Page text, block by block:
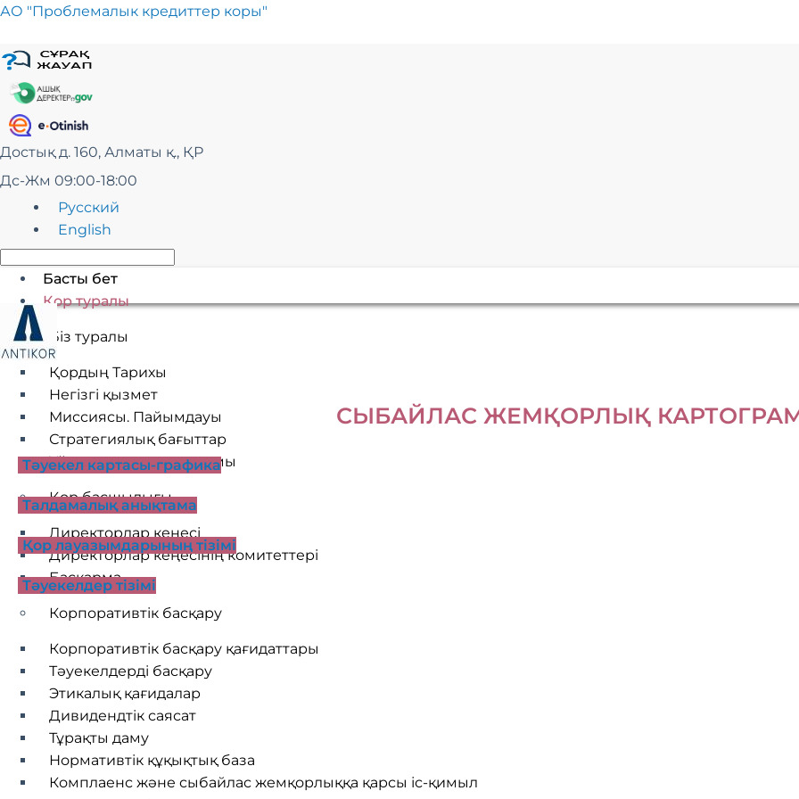
Skip
content
АО "Проблемалык кредиттер коры"
Достық д. 160, Алматы қ., ҚР
Дс-Жм 09:00-18:00
Русский
English
Басты бет
Қор туралы
Біз туралы
Қордың Тарихы
Негізгі қызмет
Миссиясы. Пайымдауы
Стратегиялық бағыттар
Ұйымдастыру құрылымы
Қор басшылығы
Директорлар кеңесі
Директорлар кеңесінің комитеттері
Басқарма
Корпоративтік басқару
Корпоративтік басқару қағидаттары
Тәуекелдерді басқару
Этикалық қағидалар
Дивидендтік саясат
Тұрақты даму
Нормативтік құқықтық база
Комплаенс және сыбайлас жемқорлыққа қарсы іс-қимыл
СЫБАЙЛАС ЖЕМҚОРЛЫҚ
Тәуекел картасы-графика
Талдамалық анықтама
Қор лауазымдарының тізімі
Тәуекелдер тізімі